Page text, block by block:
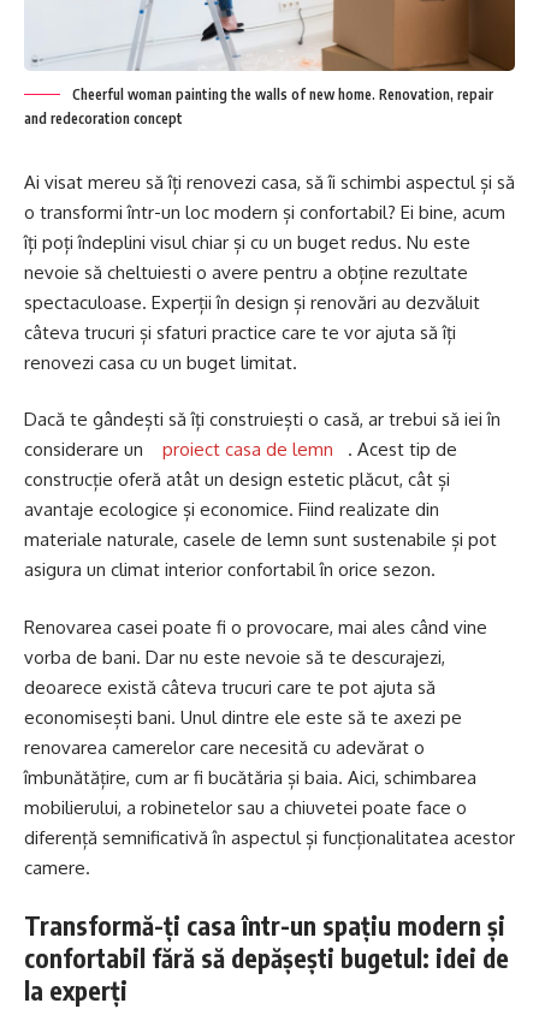
Cheerful woman painting the walls of new home. Renovation, repair
and redecoration concept
Ai visat mereu să îți renovezi casa, să îi schimbi aspectul și să
o transformi într-un loc modern și confortabil? Ei bine, acum
îți poți îndeplini visul chiar și cu un buget redus. Nu este
nevoie să cheltuiesti o avere pentru a obține rezultate
spectaculoase. Experții în design și renovări au dezvăluit
câteva trucuri și sfaturi practice care te vor ajuta să îți
renovezi casa cu un buget limitat.
Dacă te gândești să îți construiești o casă, ar trebui să iei în
considerare un
proiect casa de lemn
. Acest tip de
construcție oferă atât un design estetic plăcut, cât și
avantaje ecologice și economice. Fiind realizate din
materiale naturale, casele de lemn sunt sustenabile și pot
asigura un climat interior confortabil în orice sezon.
Renovarea casei poate fi o provocare, mai ales când vine
vorba de bani. Dar nu este nevoie să te descurajezi,
deoarece există câteva trucuri care te pot ajuta să
economisești bani. Unul dintre ele este să te axezi pe
renovarea camerelor care necesită cu adevărat o
îmbunătățire, cum ar fi bucătăria și baia. Aici, schimbarea
mobilierului, a robinetelor sau a chiuvetei poate face o
diferență semnificativă în aspectul și funcționalitatea acestor
camere.
Transformă-ți casa într-un spațiu modern și
confortabil fără să depășești bugetul: idei de
la experți